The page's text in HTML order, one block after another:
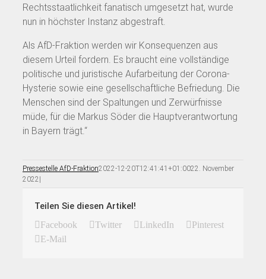
Rechtsstaatlichkeit fanatisch umgesetzt hat, wurde
nun in höchster Instanz abgestraft.
Als AfD-Fraktion werden wir Konsequenzen aus
diesem Urteil fordern. Es braucht eine vollständige
politische und juristische Aufarbeitung der Corona-
Hysterie sowie eine gesellschaftliche Befriedung. Die
Menschen sind der Spaltungen und Zerwürfnisse
müde, für die Markus Söder die Hauptverantwortung
in Bayern trägt.“
Pressestelle AfD-Fraktion2022-12-20T12:41:41+01:0022. November
2022 |
Teilen Sie diesen Artikel!
Facebook Twitter LinkedIn
Pinterest
E-Mail